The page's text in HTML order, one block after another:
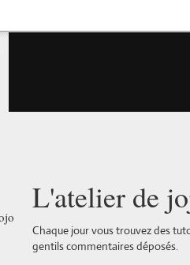
L'atelier de
Chaque jour vous trouvez des
gentils commentaires déposés.